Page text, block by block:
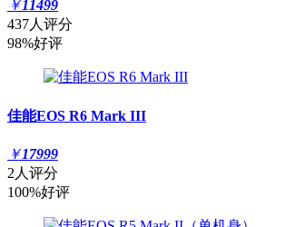
￥11499
437人评分
98%好评
佳能EOS R6 Mark III
￥17999
2人评分
100%好评